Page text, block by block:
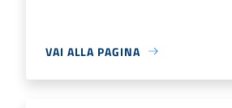
VAI ALLA PAGINA